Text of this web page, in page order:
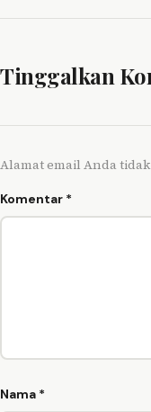
Tinggalkan
Alamat email Anda
Komentar *
Nama *